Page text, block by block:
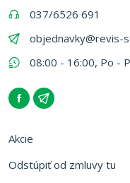
037/6526 691
objednavky@revis-
08:00 - 16:00, Po -
Akcie
Odstúpiť od zmluvy tu